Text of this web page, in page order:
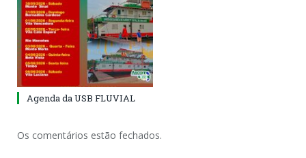
Agenda da USB FLUVIAL
Os comentários estão fechados.